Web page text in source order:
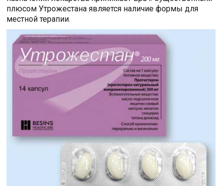
плюсом Утрожестана является наличие формы для
местной терапии.